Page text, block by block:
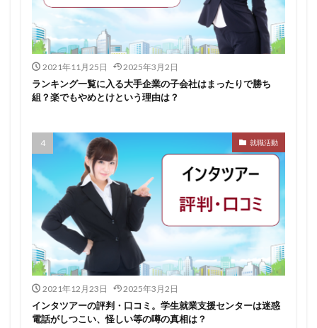
2021年11月25日 2025年3月2日
ランキング一覧に入る大手企業の子会社はまったりで勝ち
組？楽でもやめとけという理由は？
就職活動
2021年12月23日 2025年3月2日
インタツアーの評判・口コミ。学生就業支援センターは迷惑
電話がしつこい、怪しい等の噂の真相は？
アプリ
インターンシップ
インターン
イロダスサロン
イベント いつから
いくら
いくつ
いい就職ドットコム
アスリートエージェント
インタツアー
あさがくナビ
あきらめ
アカリク就職エージェント
UZUZ
URL unistyle
インターンシップガイド
ウズキャリ
TSUNORU
キャリch
キャンパスキャリア
キャリチャン
キャリセン就活エージェント
キャリアパーク
キャリアチケットスカウト
キャリアセレクト
キャリアスタート
キミスカ
エンジニア
カレンダー
かからない大学
オファーボックス
オファーサービス
エントリーシート（ES）
エントリーシート
エントリー
エンジニア就活 type就活